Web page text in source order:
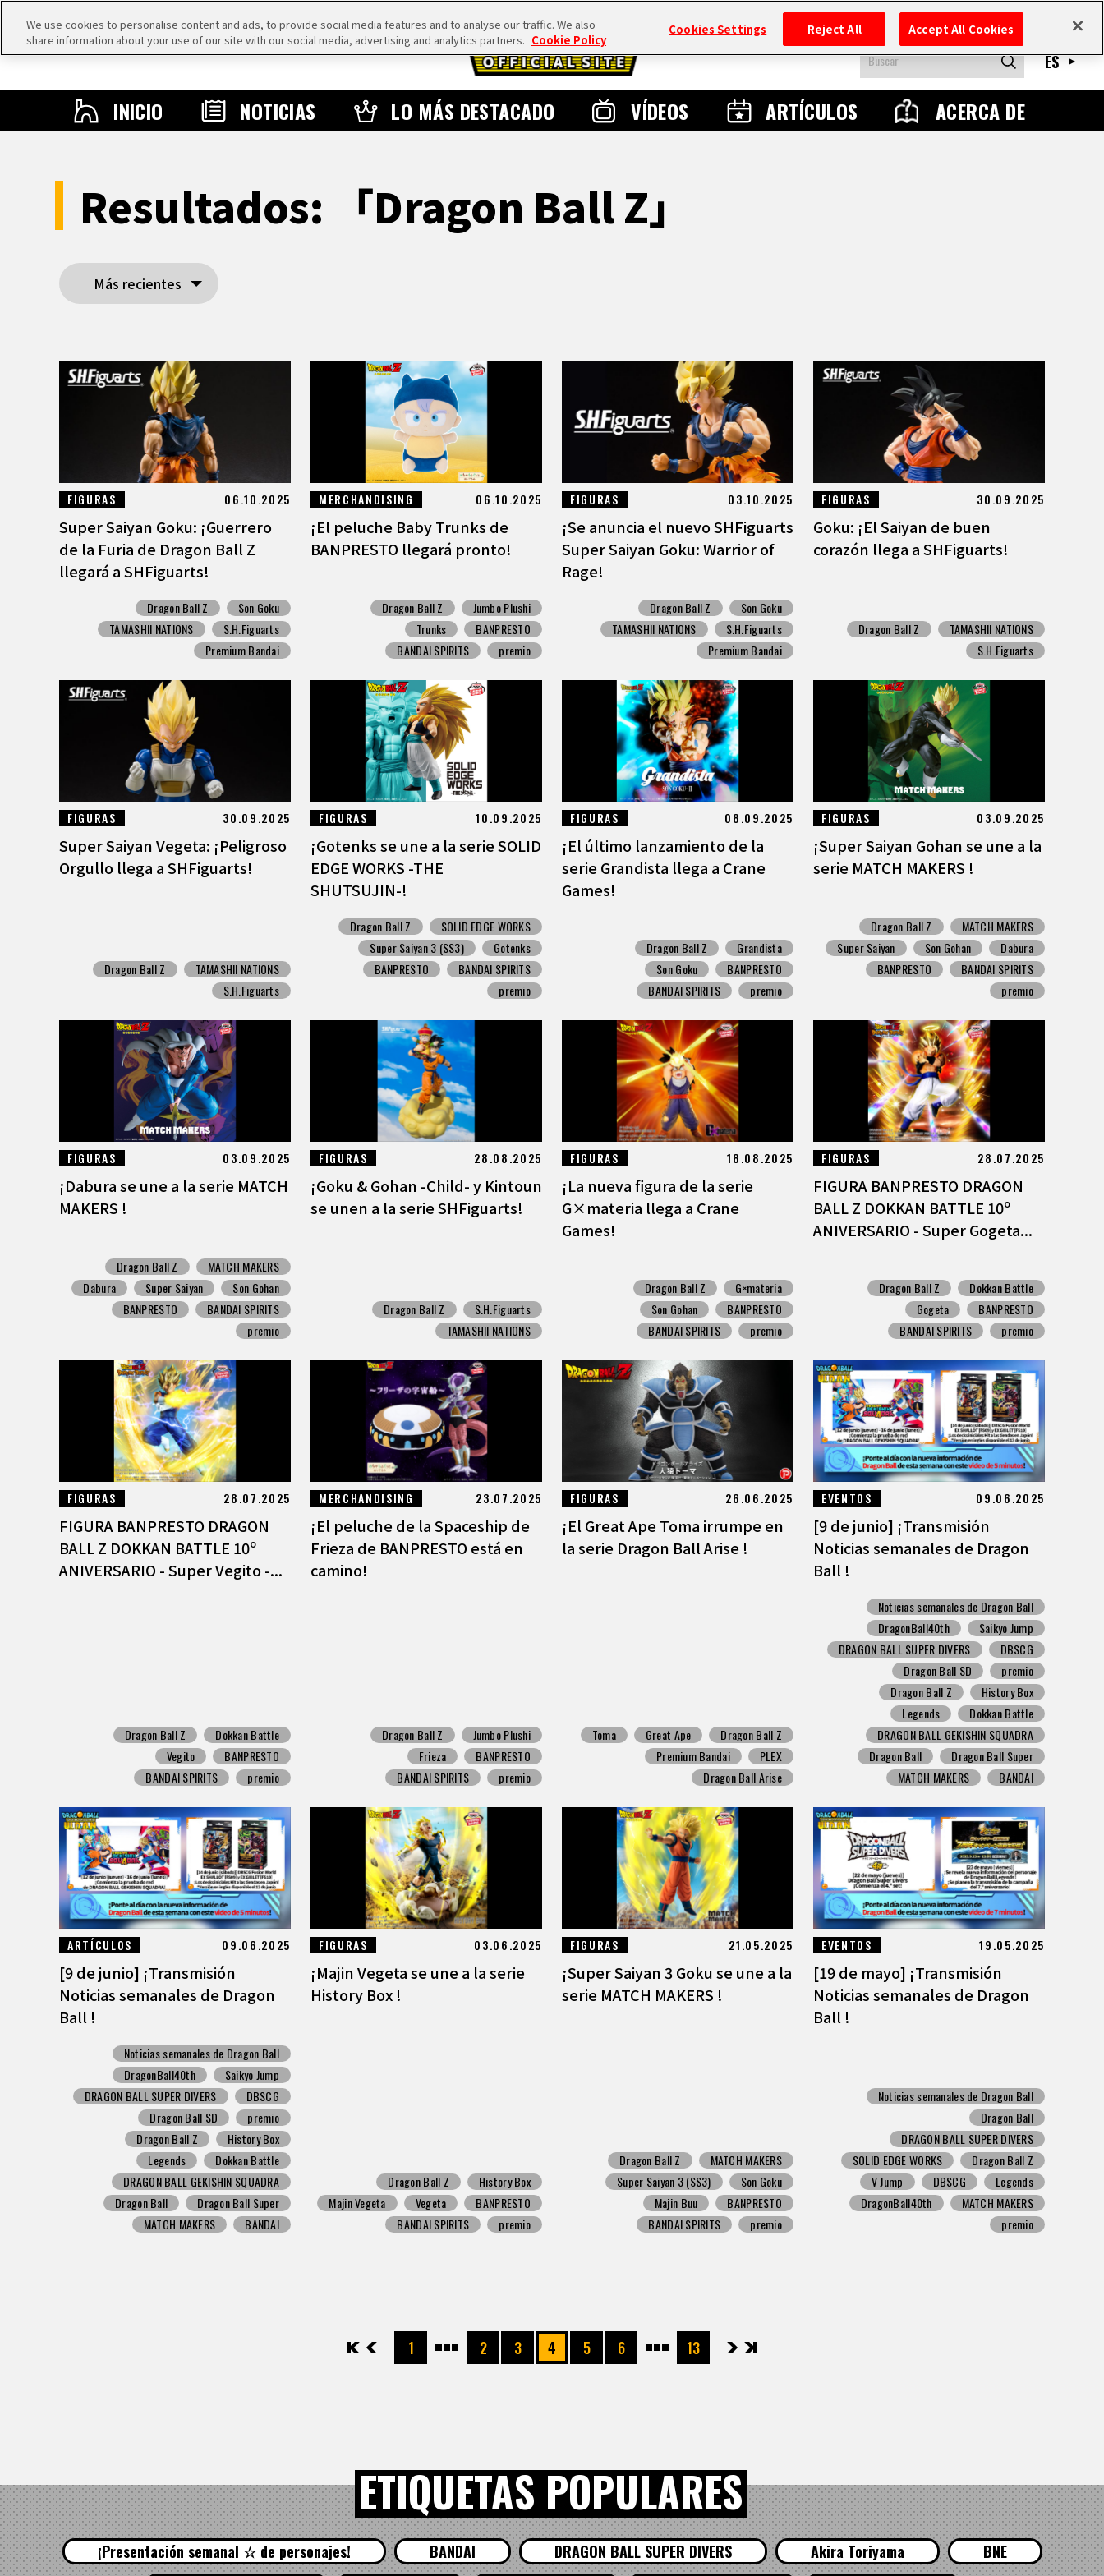
INICIO NOTICIAS LO MÁS DESTACADO VÍDEOS ARTÍCULOS ACERCA DE
ES
Resultados: 「Dragon Ball Z」
Más recientes
FIGURAS 06.10.2025
Super Saiyan Goku: ¡Guerrero
de la Furia de Dragon Ball Z
llegará a SHFiguarts!
Dragon Ball Z
Son Goku
TAMASHII NATIONS
S.H.Figuarts
Premium Bandai
MERCHANDISING 06.10.2025
¡El peluche Baby Trunks de
BANPRESTO llegará pronto!
Dragon Ball Z
Jumbo Plushi
Trunks
BANPRESTO
BANDAI SPIRITS
premio
FIGURAS 03.10.2025
¡Se anuncia el nuevo SHFiguarts
Super Saiyan Goku: Warrior of
Rage!
Dragon Ball Z
Son Goku
TAMASHII NATIONS
S.H.Figuarts
Premium Bandai
FIGURAS 30.09.2025
Goku: ¡El Saiyan de buen
corazón llega a SHFiguarts!
Dragon Ball Z
TAMASHII NATIONS
S.H.Figuarts
FIGURAS 30.09.2025
Super Saiyan Vegeta: ¡Peligroso
Orgullo llega a SHFiguarts!
Dragon Ball Z
TAMASHII NATIONS
S.H.Figuarts
FIGURAS 10.09.2025
¡Gotenks se une a la serie SOLID
EDGE WORKS -THE
SHUTSUJIN-!
Dragon Ball Z
SOLID EDGE WORKS
Super Saiyan 3 (SS3)
Gotenks
BANPRESTO
BANDAI SPIRITS
premio
FIGURAS 08.09.2025
¡El último lanzamiento de la
serie Grandista llega a Crane
Games!
Dragon Ball Z
Grandista
Son Goku
BANPRESTO
BANDAI SPIRITS
premio
FIGURAS 03.09.2025
¡Super Saiyan Gohan se une a la
serie MATCH MAKERS !
Dragon Ball Z
MATCH MAKERS
Super Saiyan
Son Gohan
Dabura
BANPRESTO
BANDAI SPIRITS
premio
FIGURAS 03.09.2025
¡Dabura se une a la serie MATCH
MAKERS !
Dragon Ball Z
MATCH MAKERS
Dabura
Super Saiyan
Son Gohan
BANPRESTO
BANDAI SPIRITS
premio
FIGURAS 28.08.2025
¡Goku & Gohan -Child- y Kintoun
se unen a la serie SHFiguarts!
Dragon Ball Z
S.H.Figuarts
TAMASHII NATIONS
FIGURAS 18.08.2025
¡La nueva figura de la serie
G×materia llega a Crane
Games!
Dragon Ball Z
G×materia
Son Gohan
BANPRESTO
BANDAI SPIRITS
premio
FIGURAS 28.07.2025
FIGURA BANPRESTO DRAGON
BALL Z DOKKAN BATTLE 10º
ANIVERSARIO - Super Gogeta...
Dragon Ball Z
Dokkan Battle
Gogeta
BANPRESTO
BANDAI SPIRITS
premio
FIGURAS 28.07.2025
FIGURA BANPRESTO DRAGON
BALL Z DOKKAN BATTLE 10º
ANIVERSARIO - Super Vegito -...
Dragon Ball Z
Dokkan Battle
Vegito
BANPRESTO
BANDAI SPIRITS
premio
MERCHANDISING 23.07.2025
¡El peluche de la Spaceship de
Frieza de BANPRESTO está en
camino!
Dragon Ball Z
Jumbo Plushi
Frieza
BANPRESTO
BANDAI SPIRITS
premio
FIGURAS 26.06.2025
¡El Great Ape Toma irrumpe en
la serie Dragon Ball Arise !
Toma Great Ape
Dragon Ball Z
Premium Bandai
PLEX
Dragon Ball Arise
EVENTOS 09.06.2025
[9 de junio] ¡Transmisión
Noticias semanales de Dragon
Ball !
Noticias semanales de Dragon Ball
DragonBall40th
Saikyo Jump
DRAGON BALL SUPER DIVERS
DBSCG
Dragon Ball SD
premio
Dragon Ball Z
History Box
Legends
Dokkan Battle
DRAGON BALL GEKISHIN SQUADRA
Dragon Ball
Dragon Ball Super
MATCH MAKERS
BANDAI
ARTÍCULOS 09.06.2025
[9 de junio] ¡Transmisión
Noticias semanales de Dragon
Ball !
Noticias semanales de Dragon Ball
DragonBall40th
Saikyo Jump
DRAGON BALL SUPER DIVERS
DBSCG
Dragon Ball SD
premio
Dragon Ball Z
History Box
Legends
Dokkan Battle
DRAGON BALL GEKISHIN SQUADRA
Dragon Ball
Dragon Ball Super
MATCH MAKERS
BANDAI
FIGURAS 03.06.2025
¡Majin Vegeta se une a la serie
History Box !
Dragon Ball Z
History Box
Majin Vegeta
Vegeta
BANPRESTO
BANDAI SPIRITS
premio
FIGURAS 21.05.2025
¡Super Saiyan 3 Goku se une a la
serie MATCH MAKERS !
Dragon Ball Z
MATCH MAKERS
Super Saiyan 3 (SS3)
Son Goku
Majin Buu
BANPRESTO
BANDAI SPIRITS
premio
EVENTOS 19.05.2025
[19 de mayo] ¡Transmisión
Noticias semanales de Dragon
Ball !
Noticias semanales de Dragon Ball
Dragon Ball
DRAGON BALL SUPER DIVERS
SOLID EDGE WORKS
Dragon Ball Z
V Jump
DBSCG
Legends
DragonBall40th
MATCH MAKERS
premio
先頭 1 2 3 4 5 6 13次へ 最後
ETIQUETAS POPULARES
¡Presentación semanal ☆ de personajes! BANDAI DRAGON BALL SUPER DIVERS Akira Toriyama BNE
We use cookies to personalise content and ads, to provide social media features and to analyse our traffic. We also
share information about your use of our site with our social media, advertising and analytics partners. Cookie Policy
Cookies Settings Reject All Accept All Cookies